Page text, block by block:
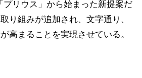
プリウス」から始まった新提案だ
り組みが追加され、文字通り、
高まることを実現させている。